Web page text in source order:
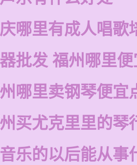
哪里有成人唱歌
批发 福州哪里
哪里卖钢琴便宜
买尤克里里的琴
乐的以后能从事